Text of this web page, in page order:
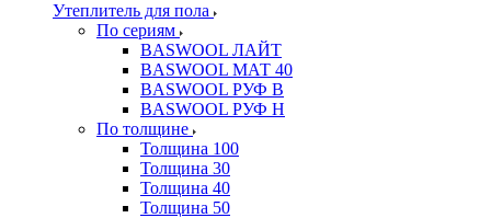
Утеплитель для пола
По сериям
BASWOOL ЛАЙТ
BASWOOL МАТ 40
BASWOOL РУФ В
BASWOOL РУФ Н
По толщине
Толщина 100
Толщина 30
Толщина 40
Толщина 50